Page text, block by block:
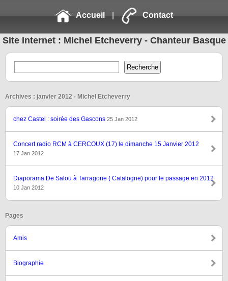
Accueil | Contact
Site Internet : Michel Etcheverry - Chanteur Basque
Archives : janvier 2012 - Michel Etcheverry
chez Castel : soirée des Gascons 25 Jan 2012
Concert radio RCM à CERCOUX (17) le dimanche 15 Janvier 2012
17 Jan 2012
Diaporama De Salou à Tarragone ( Catalogne) pour le passage en 2012
10 Jan 2012
Pages
Amis
Biographie